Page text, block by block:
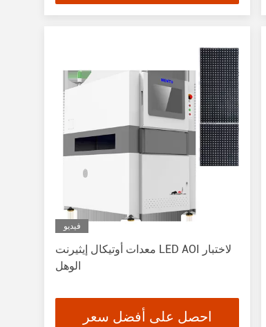
فيديو
معدات أوتيكال إيثيرنت LED AOI لاختبار
الوهل
احصل على أفضل سعر